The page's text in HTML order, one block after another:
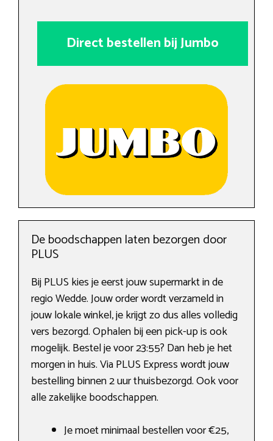
Direct bestellen bij Jumbo
De boodschappen laten bezorgen door
PLUS
Bij PLUS kies je eerst jouw supermarkt in de
regio Wedde. Jouw order wordt verzameld in
jouw lokale winkel, je krijgt zo dus alles volledig
vers bezorgd. Ophalen bij een pick-up is ook
mogelijk. Bestel je voor 23:55? Dan heb je het
morgen in huis. Via PLUS Express wordt jouw
bestelling binnen 2 uur thuisbezorgd. Ook voor
alle zakelijke boodschappen.
Je moet minimaal bestellen voor €25,